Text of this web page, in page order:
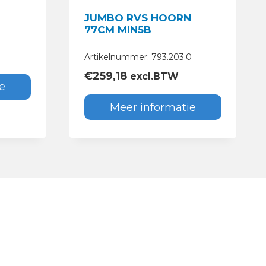
JUMBO RVS HOORN
77CM MIN5B
Artikelnummer: 793.203.0
€259,18 excl.BTW
Meer informatie